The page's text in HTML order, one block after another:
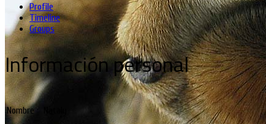
Profile
Timeline
Groups
Información personal
Nombre